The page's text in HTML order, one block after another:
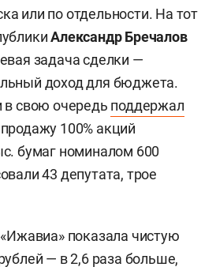
или по отдельности. На тот
Александр Бречалов
задача сделки —
доход для бюджета.
в свою очередь поддержал
100% акций
бумаг номиналом 600
43 депутата, трое
показала чистую
— в 2,6 раза больше,